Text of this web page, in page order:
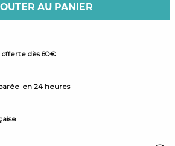
AU PANIER
offerte dès 80€
en 24 heures